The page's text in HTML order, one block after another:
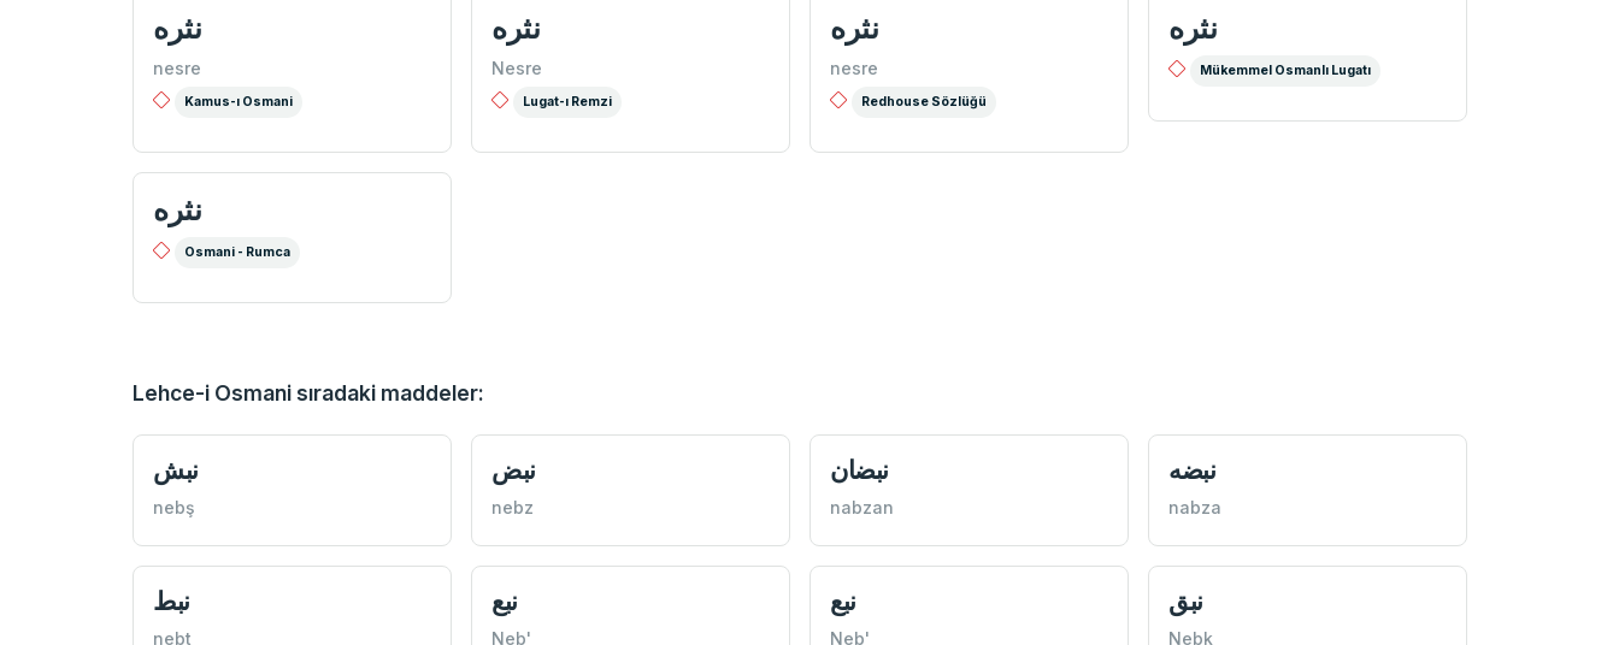
نثره
nesre
Kamus-ı Osmani
نثره
Nesre
Lugat-ı Remzi
نثره
nesre
Redhouse Sözlüğü
نثره
Mükemmel Osmanlı Lugatı
نثره
Osmani - Rumca
Lehce-i Osmani sıradaki maddeler:
نبش
nebş
نبض
nebz
نبضان
nabzan
نبضه
nabza
نبط
nebt
نبع
Neb'
نبع
Neb'
نبق
Nebk